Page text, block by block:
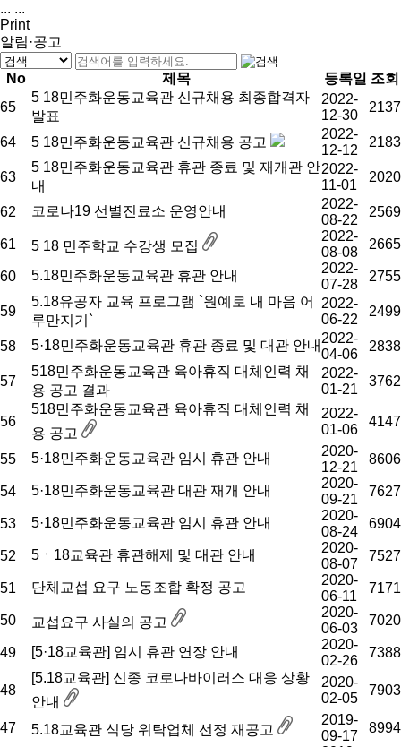
... ...
Print
알림·공고
No 제목 등록일 조회
65
5 18민주화운동교육관 신규채용 최종합격자
발표
2022-
12-30
2137
64 5 18민주화운동교육관 신규채용 공고
2022-
12-12
2183
63
5 18민주화운동교육관 휴관 종료 및 재개관 안
내
2022-
11-01
2020
62 코로나19 선별진료소 운영안내
2022-
08-22
2569
61 5 18 민주학교 수강생 모집
2022-
08-08
2665
60 5.18민주화운동교육관 휴관 안내
2022-
07-28
2755
59
5.18유공자 교육 프로그램 `원예로 내 마음 어
루만지기`
2022-
06-22
2499
58 5·18민주화운동교육관 휴관 종료 및 대관 안내 2022-
04-06
2838
57
518민주화운동교육관 육아휴직 대체인력 채
용 공고 결과
2022-
01-21
3762
56
518민주화운동교육관 육아휴직 대체인력 채
용 공고
2022-
01-06
4147
55 5·18민주화운동교육관 임시 휴관 안내
2020-
12-21
8606
54 5·18민주화운동교육관 대관 재개 안내
2020-
09-21
7627
53 5·18민주화운동교육관 임시 휴관 안내
2020-
08-24
6904
52 5ㆍ18교육관 휴관해제 및 대관 안내
2020-
08-07
7527
51 단체교섭 요구 노동조합 확정 공고
2020-
06-11
7171
50 교섭요구 사실의 공고
2020-
06-03
7020
49 [5·18교육관] 임시 휴관 연장 안내
2020-
02-26
7388
48
[5.18교육관] 신종 코로나바이러스 대응 상황
안내
2020-
02-05
7903
47 5.18교육관 식당 위탁업체 선정 재공고
2019-
09-17
8994